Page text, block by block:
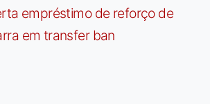
empréstimo de reforço de
em transfer ban